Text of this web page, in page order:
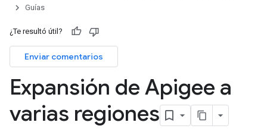
Guías
¿Te resultó útil?
Enviar comentarios
Expansión de Apigee a
varias regiones